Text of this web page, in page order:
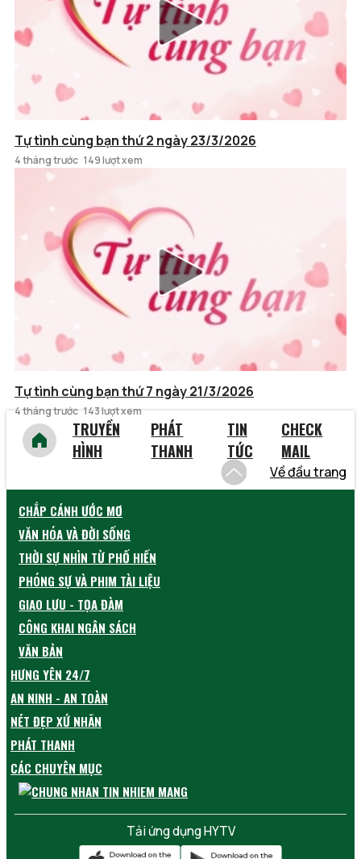
Tự tình cùng bạn thứ 2 ngày 23/3/2026
4 tháng trước 149 lượt xem
Tự tình cùng bạn thứ 7 ngày 21/3/2026
4 tháng trước 143 lượt xem
TRUYỀN
HÌNH
PHÁT
THANH
TIN
TỨC
CHECK
MAIL
Về đầu trang
CHẮP CÁNH ƯỚC MƠ
VĂN HÓA VÀ ĐỜI SỐNG
THỜI SỰ NHÌN TỪ PHỐ HIẾN
PHÓNG SỰ VÀ PHIM TÀI LIỆU
GIAO LƯU - TỌA ĐÀM
CÔNG KHAI NGÂN SÁCH
VĂN BẢN
HƯNG YÊN 24/7
AN NINH - AN TOÀN
NÉT ĐẸP XỨ NHÃN
PHÁT THANH
CÁC CHUYÊN MỤC
Tải ứng dụng HYTV